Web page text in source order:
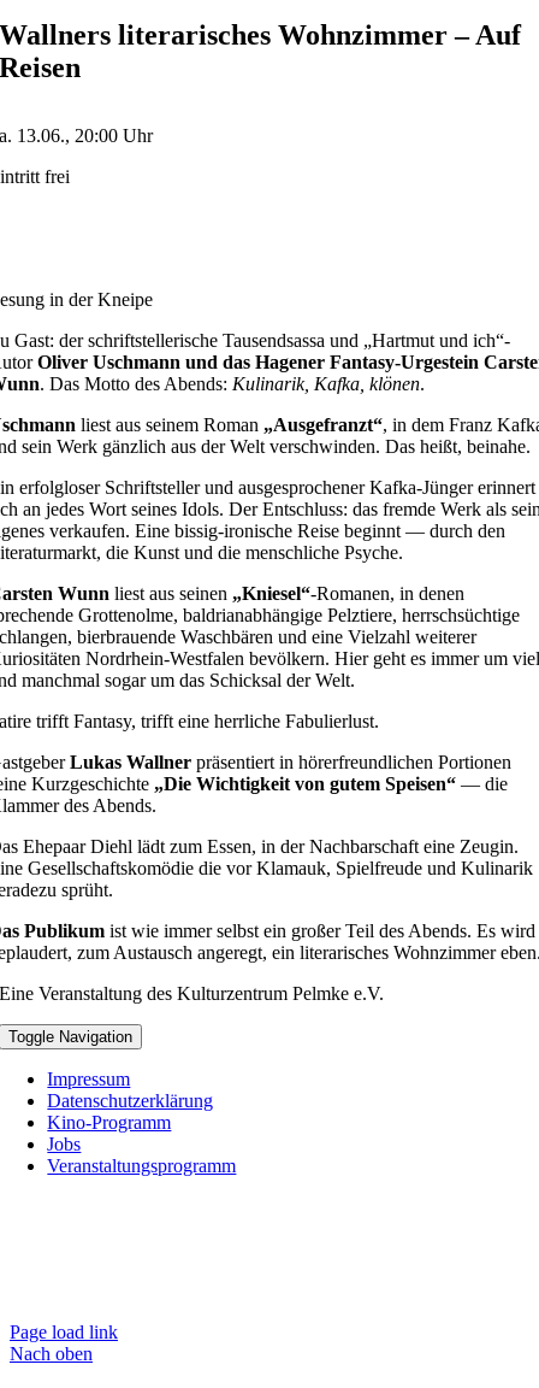
Wallners literarisches Wohnzimmer – Auf
Reisen
13.06., 20:00 Uhr
frei
in der Kneipe
Gast: der schriftstellerische Tausendsassa und „Hartmut und ich“-
Oliver Uschmann und das Hagener Fantasy-Urgestein
. Das Motto des Abends: Kulinarik, Kafka, klönen.
liest aus seinem Roman „Ausgefranzt“, in dem Franz
sein Werk gänzlich aus der Welt verschwinden. Das heißt, beinahe.
erfolgloser Schriftsteller und ausgesprochener Kafka-Jünger erinnert
an jedes Wort seines Idols. Der Entschluss: das fremde Werk als
verkaufen. Eine bissig-ironische Reise beginnt — durch den
die Kunst und die menschliche Psyche.
Wunn liest aus seinen „Kniesel“-Romanen, in denen
Grottenolme, baldrianabhängige Pelztiere, herrschsüchtige
bierbrauende Waschbären und eine Vielzahl weiterer
Nordrhein-Westfalen bevölkern. Hier geht es immer um
manchmal sogar um das Schicksal der Welt.
trifft Fantasy, trifft eine herrliche Fabulierlust.
Lukas Wallnerpräsentiert in hörerfreundlichen Portionen
Kurzgeschichte „Die Wichtigkeit von gutem Speisen“ — die
des Abends.
Ehepaar Diehl lädt zum Essen, in der Nachbarschaft eine Zeugin.
Gesellschaftskomödie die vor Klamauk, Spielfreude und Kulinarik
sprüht.
Publikumist wie immer selbst ein großer Teil des Abends. Es wird
zum Austausch angeregt, ein literarisches Wohnzimmer
Eine Veranstaltung des Kulturzentrum Pelmke e.V.
Toggle Navigation
Impressum
Datenschutzerklärung
Kino-Programm
Jobs
Veranstaltungsprogramm
Page load link
Nach oben